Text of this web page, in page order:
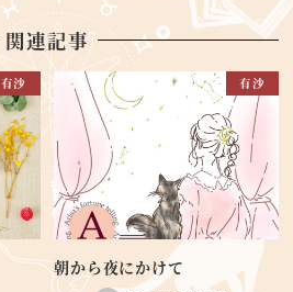
関連記事
有沙 有沙
朝から夜にかけて